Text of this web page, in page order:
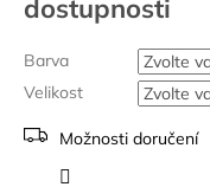
Barva
Velikost
Možnosti doručení